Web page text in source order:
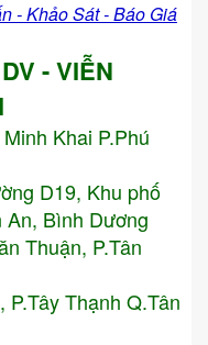
- Khảo Sát - Báo Giá
- VIỄN
Khai P.Phú
D19, Khu phố
Bình Dương
Thuận, P.Tân
Thạnh Q.Tân